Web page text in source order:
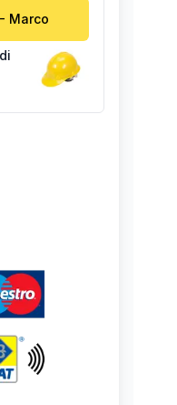
- Marco